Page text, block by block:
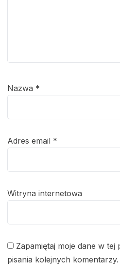
Nazwa *
Adres email *
Witryna internetowa
Zapamiętaj moje dane w
pisania kolejnych komentarzy.